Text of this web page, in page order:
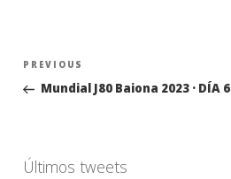
Navegación
entradas
Previous
Post
PREVIOUS
Mundial J80 Baiona 2023 · DÍA 6
Últimos tweets